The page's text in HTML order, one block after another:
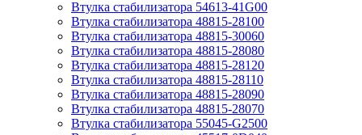
Втулка стабилизатора 54613-41G00
Втулка стабилизатора 48815-28100
Втулка стабилизатора 48815-30060
Втулка стабилизатора 48815-28080
Втулка стабилизатора 48815-28120
Втулка стабилизатора 48815-28110
Втулка стабилизатора 48815-28090
Втулка стабилизатора 48815-28070
Втулка стабилизатора 55045-G2500